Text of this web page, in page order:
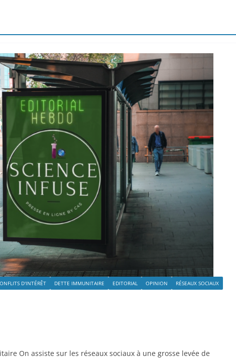
D'INTÉRÊT DETTE IMMUNITAIRE EDITORIAL OPINION
RÉSEAUX SOCIAUX
On assiste sur les réseaux sociaux à une grosse levée de